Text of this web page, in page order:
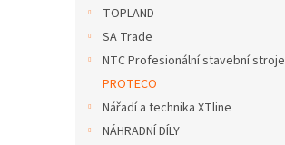
TOPLAND
SA Trade
NTC Profesionální stavební stroje
PROTECO
Nářadí a technika XTline
NÁHRADNÍ DÍLY